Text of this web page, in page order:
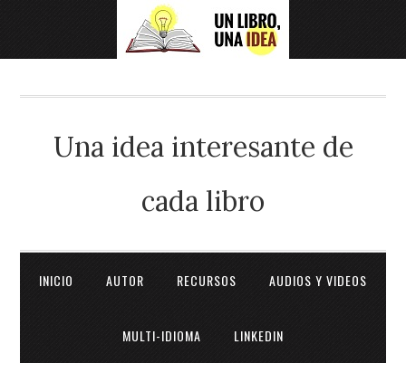
Una idea interesante de
cada libro
INICIO AUTOR RECURSOS AUDIOS Y VIDEOS
MULTI-IDIOMA LINKEDIN